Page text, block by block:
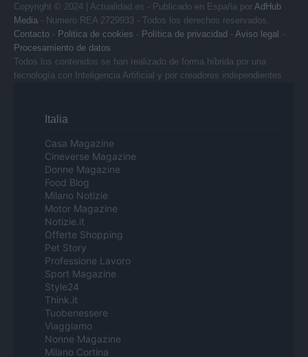
Copyright © 2024 | Actualidad.es - Publicado en España por AdHub
Media - Numero REA 2729933 - Todos los derechos reservados.
Contacto - Politica de cookies - Política de privacidad - Aviso legal -
Procesamiento de datos
Todos los contenidos se han realizado de forma híbrida por una
tecnología con Inteligencia Artificial y por creadores independientes
Italia
Casa Magazine
Cineverse Magazine
Donne Magazine
Food Blog
Milano Notizie
Motor Magazine
Notizie.it
Offerte Shopping
Pet Story
Professione Lavoro
Sport Magazine
Style24
Think.it
Tuobenessere
Viaggiamo
Nonne Magazine
Milano Cortina